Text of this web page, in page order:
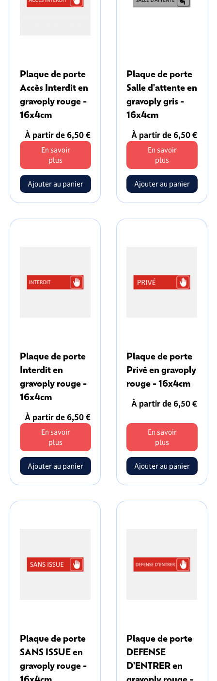
Plaque de porte
Accès Interdit en
gravoply rouge -
16x4cm
À partir de 6,50 €
En savoir
plus
Plaque de porte
Salle d'attente en
gravoply gris -
16x4cm
À partir de 6,50 €
En savoir
plus
Plaque de porte
Interdit en
gravoply rouge -
16x4cm
À partir de 6,50 €
En savoir
plus
Plaque de porte
Privé en gravoply
rouge - 16x4cm
À partir de 6,50 €
En savoir
plus
Plaque de porte
SANS ISSUE en
gravoply rouge -
Plaque de porte
DEFENSE
D'ENTRER en